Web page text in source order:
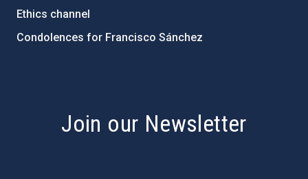
Ethics channel
Condolences for Francisco Sánchez
Join our Newsletter